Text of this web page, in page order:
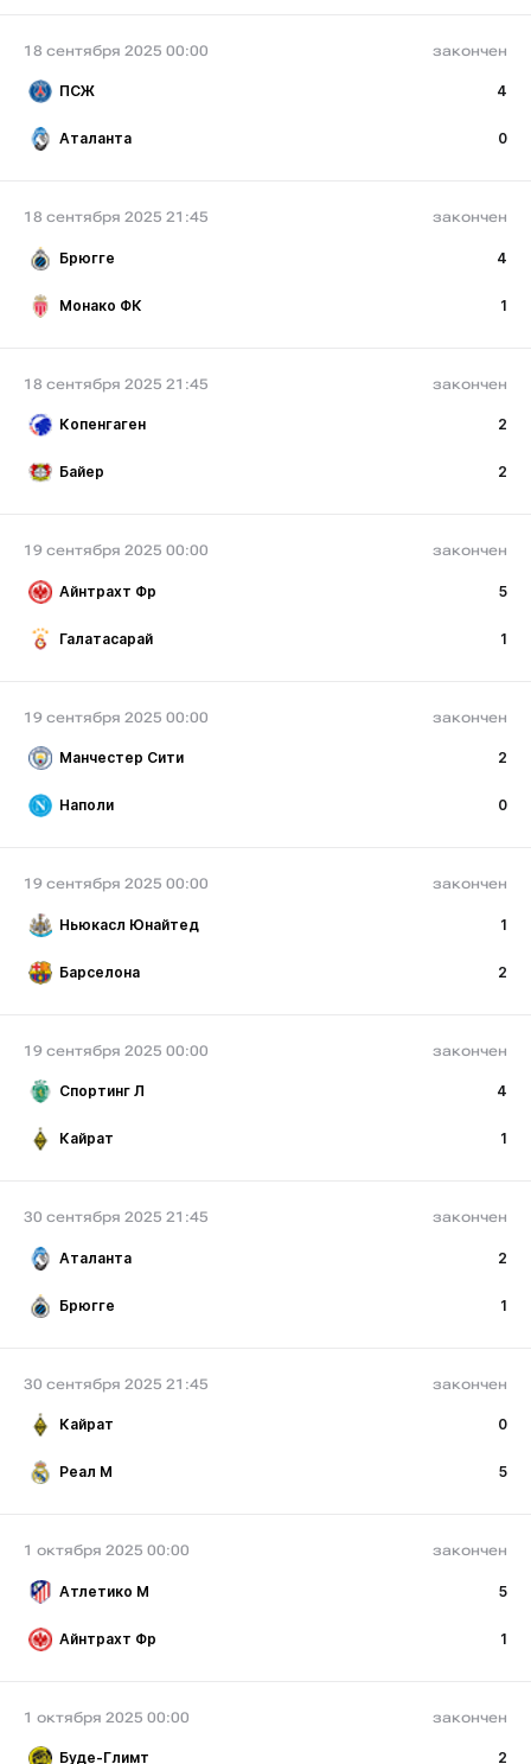
18 сентября 2025 00:00 закончен
ПСЖ 4
Аталанта 0
18 сентября 2025 21:45 закончен
Брюгге 4
Монако ФК 1
18 сентября 2025 21:45 закончен
Копенгаген 2
Байер 2
19 сентября 2025 00:00 закончен
Айнтрахт Фр 5
Галатасарай 1
19 сентября 2025 00:00 закончен
Манчестер Сити 2
Наполи 0
19 сентября 2025 00:00 закончен
Ньюкасл Юнайтед 1
Барселона 2
19 сентября 2025 00:00 закончен
Спортинг Л 4
Кайрат 1
30 сентября 2025 21:45 закончен
Аталанта 2
Брюгге 1
30 сентября 2025 21:45 закончен
Кайрат 0
Реал М 5
1 октября 2025 00:00 закончен
Атлетико М 5
Айнтрахт Фр 1
1 октября 2025 00:00 закончен
Буде-Глимт 2